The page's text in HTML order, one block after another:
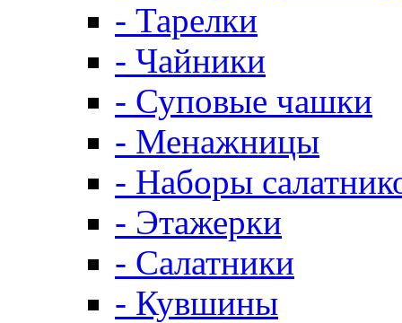
- Тарелки
- Чайники
- Суповые чашки
- Менажницы
- Наборы
- Этажерки
- Салатники
- Кувшины